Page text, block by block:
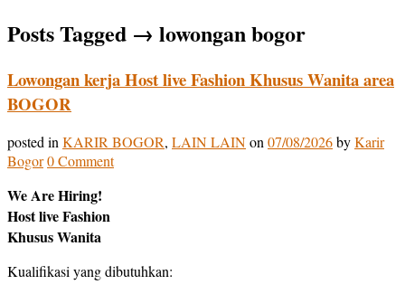
Posts Tagged → lowongan bogor
Lowongan kerja Host live Fashion Khusus Wanita area
BOGOR
posted inKARIR BOGOR, LAIN LAINon07/08/2026byKarir
Bogor0 Comment
We Are Hiring!
Host live Fashion
Khusus Wanita
Kualifikasi yang dibutuhkan: